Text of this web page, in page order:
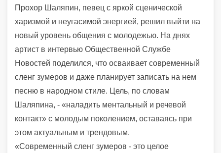
Прохор Шаляпин, певец с яркой сценической
харизмой и неугасимой энергией, решил выйти на
новый уровень общения с молодежью. На днях
артист в интервью Общественной Службе
Новостей поделился, что осваивает современный
сленг зумеров и даже планирует записать на нем
песню в народном стиле. Цель, по словам
Шаляпина, - «наладить ментальный и речевой
контакт» с молодым поколением, оставаясь при
этом актуальным и трендовым.
«Современный сленг зумеров - это целое